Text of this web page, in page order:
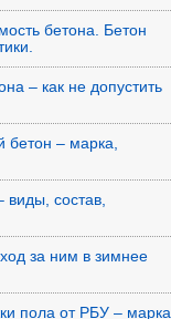
бетона. Бетон
– как не допустить
бетон – марка,
виды, состав,
за ним в зимнее
пола от РБУ – марка